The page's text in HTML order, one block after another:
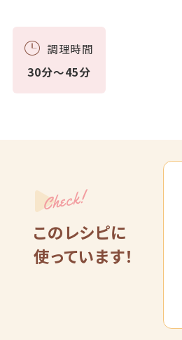
調理時間
30分～45分
Check!
このレシピに
使っています！